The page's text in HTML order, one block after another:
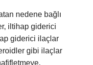
nedene bağlı
iltihap giderici
giderici ilaçlar
gibi ilaçlar